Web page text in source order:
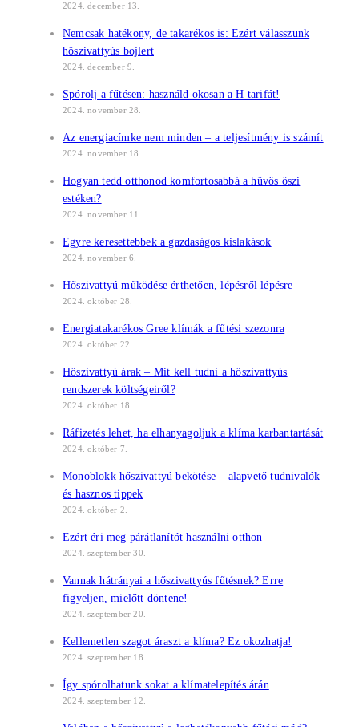
2024. december 13.
Nemcsak hatékony, de takarékos is: Ezért válasszunk
hőszivattyús bojlert
2024. december 9.
Spórolj a fűtésen: használd okosan a H tarifát!
2024. november 28.
Az energiacímke nem minden – a teljesítmény is számít
2024. november 18.
Hogyan tedd otthonod komfortosabbá a hűvös őszi
estéken?
2024. november 11.
Egyre keresettebbek a gazdaságos kislakások
2024. november 6.
Hőszivattyú működése érthetően, lépésről lépésre
2024. október 28.
Energiatakarékos Gree klímák a fűtési szezonra
2024. október 22.
Hőszivattyú árak – Mit kell tudni a hőszivattyús
rendszerek költségeiről?
2024. október 18.
Ráfizetés lehet, ha elhanyagoljuk a klíma karbantartását
2024. október 7.
Monoblokk hőszivattyú bekötése – alapvető tudnivalók
és hasznos tippek
2024. október 2.
Ezért éri meg párátlanítót használni otthon
2024. szeptember 30.
Vannak hátrányai a hőszivattyús fűtésnek? Erre
figyeljen, mielőtt döntene!
2024. szeptember 20.
Kellemetlen szagot áraszt a klíma? Ez okozhatja!
2024. szeptember 18.
Így spórolhatunk sokat a klímatelepítés árán
2024. szeptember 12.